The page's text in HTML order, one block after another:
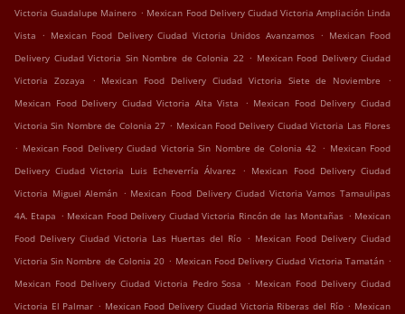
Victoria Guadalupe Mainero . Mexican Food Delivery Ciudad Victoria Ampliación Linda
Vista
. Mexican Food Delivery Ciudad Victoria Unidos Avanzamos . Mexican Food
Delivery Ciudad Victoria Sin Nombre de Colonia 22 . Mexican Food Delivery Ciudad
Victoria Zozaya
. Mexican Food Delivery Ciudad Victoria Siete de Noviembre
.
Mexican Food Delivery Ciudad Victoria Alta Vista
. Mexican Food Delivery Ciudad
Victoria Sin Nombre de Colonia 27 . Mexican Food Delivery Ciudad Victoria Las Flores
. Mexican Food Delivery Ciudad Victoria Sin Nombre de Colonia 42 . Mexican Food
Delivery Ciudad Victoria Luis Echeverría Álvarez . Mexican Food Delivery Ciudad
Victoria Miguel Alemán . Mexican Food Delivery Ciudad Victoria Vamos Tamaulipas
4A. Etapa . Mexican Food Delivery Ciudad Victoria Rincón de las Montañas . Mexican
Food Delivery Ciudad Victoria Las Huertas del Río . Mexican Food Delivery Ciudad
Victoria Sin Nombre de Colonia 20 . Mexican Food Delivery Ciudad Victoria Tamatán .
Mexican Food Delivery Ciudad Victoria Pedro Sosa . Mexican Food Delivery Ciudad
Victoria El Palmar . Mexican Food Delivery Ciudad Victoria Riberas del Río . Mexican